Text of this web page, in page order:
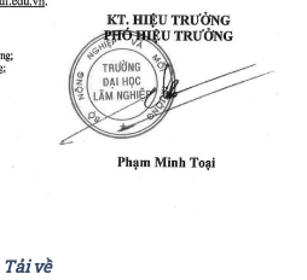
Tải về